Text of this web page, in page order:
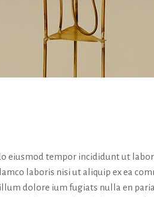
eiusmod tempor incididunt ut
laboris nisi ut aliquip ex ea
dolore ium fugiats nulla en